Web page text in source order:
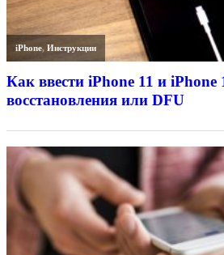
iPhone,Инструкции
Как ввести iPhone 11 и
восстановления или DFU